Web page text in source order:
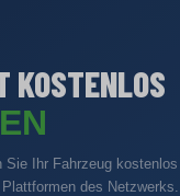
KOSTENLOS
Ihr Fahrzeug
des Netzwerks.